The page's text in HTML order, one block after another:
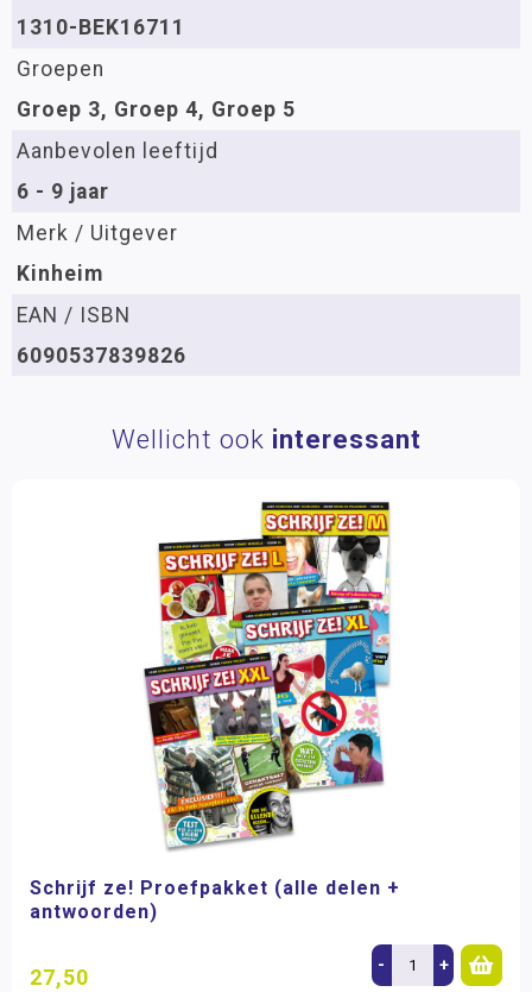
1310-BEK16711
Groepen
Groep 3, Groep 4, Groep 5
Aanbevolen leeftijd
6 - 9 jaar
Merk / Uitgever
Kinheim
EAN / ISBN
6090537839826
Wellicht ook interessant
Schrijf ze! Proefpakket (alle delen +
antwoorden)
27,50 - +